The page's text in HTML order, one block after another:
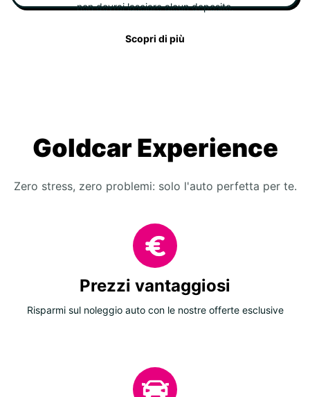
non dovrai lasciare alcun deposito.
Scopri di più
Goldcar Experience
Zero stress, zero problemi: solo l'auto perfetta per te.
Prezzi vantaggiosi
Risparmi sul noleggio auto con le nostre offerte esclusive